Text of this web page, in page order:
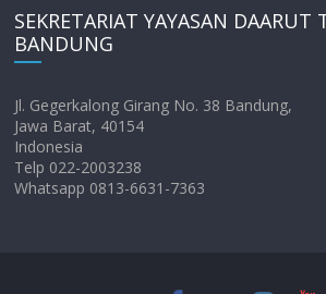
SEKRETARIAT YAYASAN DAARUT
BANDUNG
Jl. Gegerkalong Girang No. 38 Bandung,
Jawa Barat, 40154
Indonesia
Telp 022-2003238
Whatsapp 0813-6631-7363